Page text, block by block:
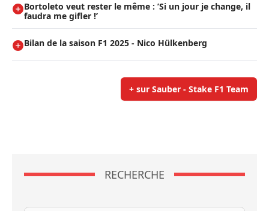
Bortoleto veut rester le même : ’Si un jour je change, il
faudra me gifler !’
Bilan de la saison F1 2025 - Nico Hülkenberg
+ sur Sauber - Stake F1 Team
RECHERCHE